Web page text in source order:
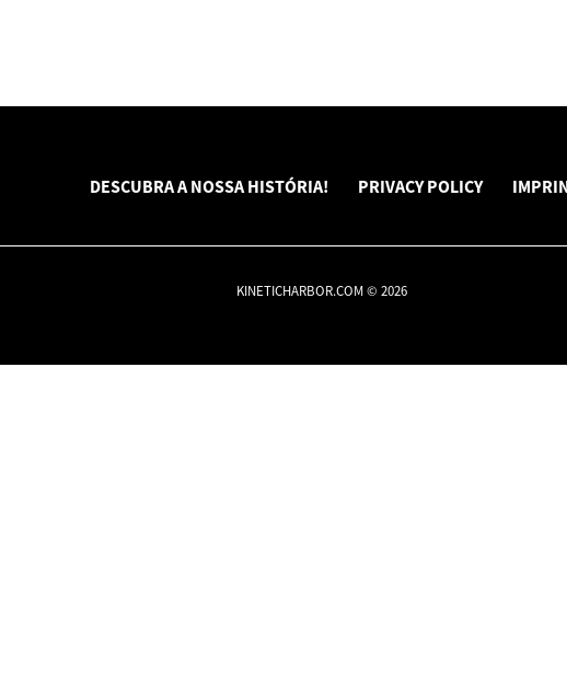
DESCUBRA A NOSSA HISTÓRIA! PRIVACY POLICY
KINETICHARBOR.COM © 2026